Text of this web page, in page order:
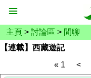
主頁 > 討論區 > 閒聊
【連載】西藏遊記
« 1
<